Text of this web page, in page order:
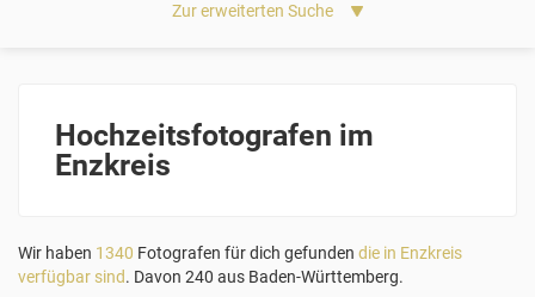
Zur erweiterten Suche
Hochzeitsfotografen im
Enzkreis
Wir haben 1340 Fotografen für dich gefunden die in Enzkreis
verfügbar sind. Davon 240 aus Baden-Württemberg.